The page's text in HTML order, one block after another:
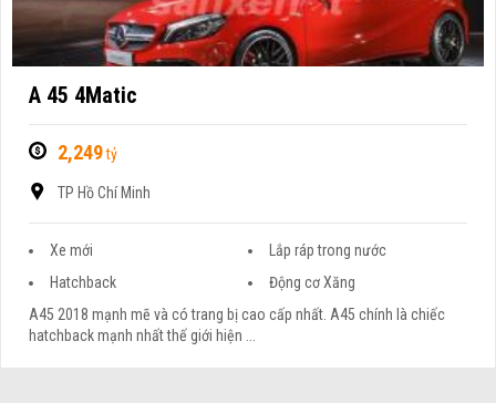
A 45 4Matic
2,249tỷ
TP Hồ Chí Minh
Xe mới
Lắp ráp trong nước
Hatchback
Động cơ Xăng
A45 2018 mạnh mẽ và có trang bị cao cấp nhất. A45 chính là chiếc
hatchback mạnh nhất thế giới hiện ...